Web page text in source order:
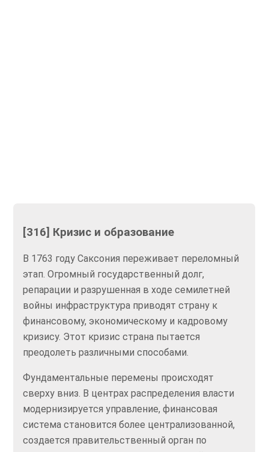
[316] Кризис и образование
В 1763 году Саксония переживает переломный
этап. Огромный государственный долг,
репарации и разрушенная в ходе семилетней
войны инфраструктура приводят страну к
финансовому, экономическому и кадровому
кризису. Этот кризис страна пытается
преодолеть различными способами.
Фундаментальные перемены происходят
сверху вниз. В центрах распределения власти
модернизируется управление, финансовая
система становится более централизованной,
создается правительственный орган по